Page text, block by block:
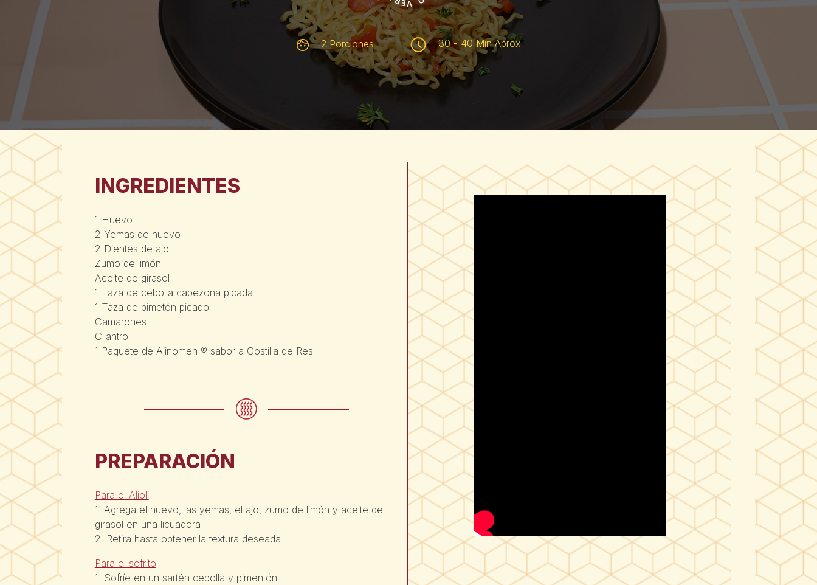
2 Porciones 30 - 40 Min Aprox
INGREDIENTES
1 Huevo
2 Yemas de huevo
2 Dientes de ajo
Zumo de limón
Aceite de girasol
1 Taza de cebolla cabezona picada
1 Taza de pimetón picado
Camarones
Cilantro
1 Paquete de Ajinomen ® sabor a Costilla de Res
PREPARACIÓN
Para el Alioli
1. Agrega el huevo, las yemas, el ajo, zumo de limón y aceite de
girasol en una licuadora
2. Retira hasta obtener la textura deseada
Para el sofrito
1. Sofríe en un sartén cebolla y pimentón